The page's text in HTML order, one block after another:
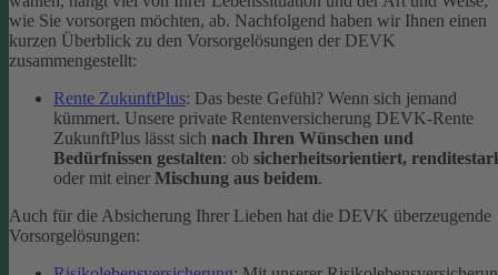
wie Sie vorsorgen möchten, ab. Nachfolgend haben wir Ihnen einen
kurzen Überblick zu den Vorsorgelösungen der DEVK
zusammengestellt:
Rente ZukunftPlus: Das beste Gefühl? Wenn sich jemand
kümmert. Unsere private Rentenversicherung DEVK-Rente
ZukunftPlus lässt sich nach Ihren Wünschen und
Bedürfnissen gestalten: ob sicherheitsorientiert,
oder mit einer Mischung aus beidem.
Auch für die Absicherung Ihrer Lieben hat die DEVK überzeugende
Vorsorgelösungen: